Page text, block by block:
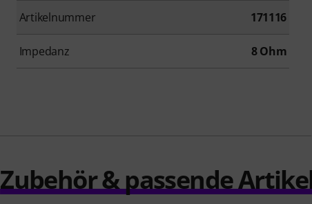
Artikelnummer 171116
Impedanz 8 Ohm
Zubehör & passende